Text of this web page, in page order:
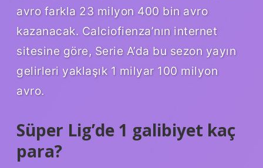
avro farkla 23 milyon 400 bin avro
kazanacak. Calciofienza’nın internet
sitesine göre, Serie A’da bu sezon yayın
gelirleri yaklaşık 1 milyar 100 milyon
avro.
Süper Lig’de 1 galibiyet kaç
para?